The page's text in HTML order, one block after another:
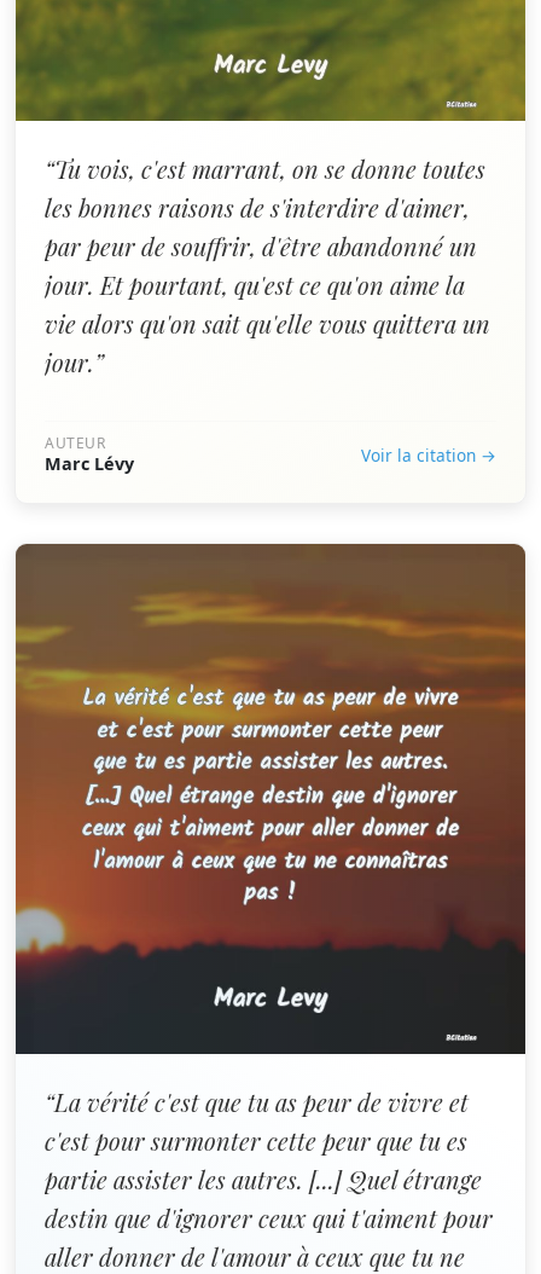
“Tu vois, c'est marrant, on se donne toutes
les bonnes raisons de s'interdire d'aimer,
par peur de souffrir, d'être abandonné un
jour. Et pourtant, qu'est ce qu'on aime la
vie alors qu'on sait qu'elle vous quittera un
jour.”
AUTEUR
Marc Lévy Voir la citation →
“La vérité c'est que tu as peur de vivre et
c'est pour surmonter cette peur que tu es
partie assister les autres. [...] Quel étrange
destin que d'ignorer ceux qui t'aiment pour
aller donner de l'amour à ceux que tu ne